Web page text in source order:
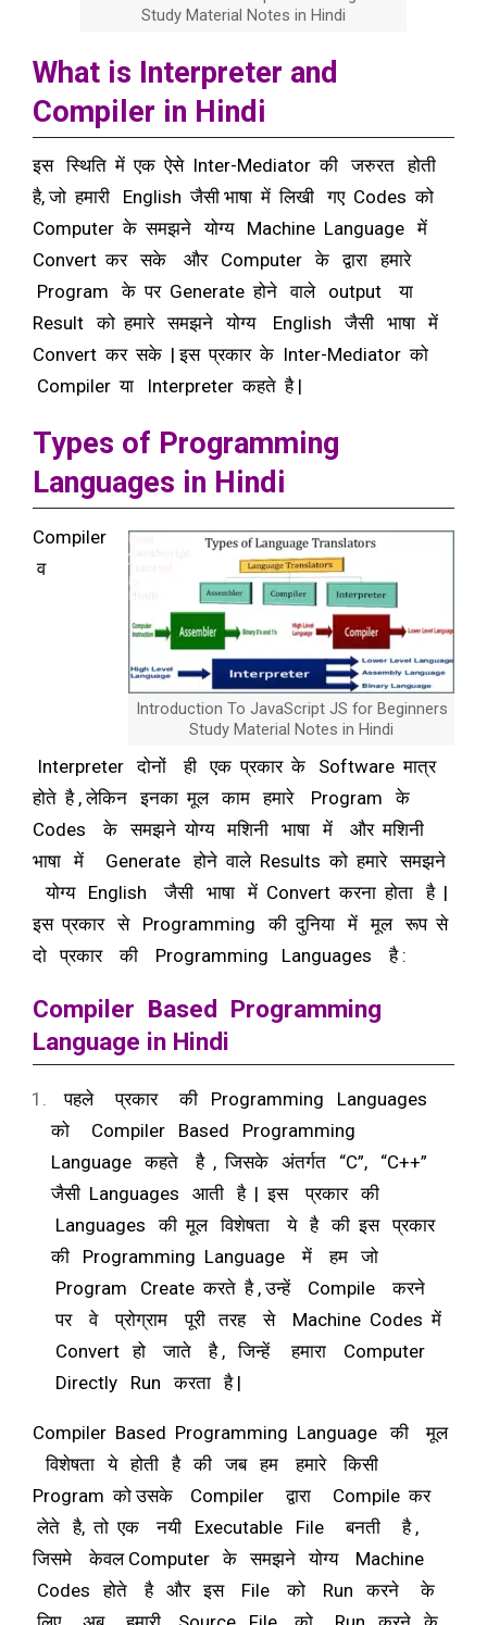
Study Material Notes in Hindi
What is Interpreter and
Compiler in Hindi
इस स्थिति में एक ऐसे Inter-Mediator की जरुरत होती
है, जो हमारी English जैसी भाषा में लिखी गए Codes को
Computer के समझने योग्य Machine Language में
Convert कर सके और Computer के द्वारा हमारे
Program के पर Generate होने वाले output या
Result को हमारे समझने योग्य English जैसी भाषा में
Convert कर सके | इस प्रकार के Inter-Mediator को
Compiler या Interpreter कहते है |
Types of Programming
Languages in Hindi
Introduction To JavaScript JS for Beginners
Study Material Notes in Hindi
Compiler
व
Interpreter दोनों ही एक प्रकार के Software मात्र
होते है , लेकिन इनका मूल काम हमारे Program के
Codes के समझने योग्य मशिनी भाषा में और मशिनी
भाषा में Generate होने वाले Results को हमारे समझने
योग्य English जैसी भाषा में Convert करना होता है |
इस प्रकार से Programming की दुनिया में मूल रूप से
दो प्रकार की Programming Languages है :
Compiler Based Programming
Language in Hindi
पहले प्रकार की Programming Languages
को Compiler Based Programming
Language कहते है , जिसके अंतर्गत “C”, “C++”
जैसी Languages आती है | इस प्रकार की
Languages की मूल विशेषता ये है की इस प्रकार
की Programming Language में हम जो
Program Create करते है , उन्हें Compile करने
पर वे प्रोग्राम पूरी तरह से Machine Codes में
Convert हो जाते है , जिन्हें हमारा Computer
Directly Run करता है |
Compiler Based Programming Language की मूल
विशेषता ये होती है की जब हम हमारे किसी
Program को उसके Compiler द्वारा Compile कर
लेते है, तो एक नयी Executable File बनती है ,
जिसमे केवल Computer के समझने योग्य Machine
Codes होते है और इस File को Run करने के